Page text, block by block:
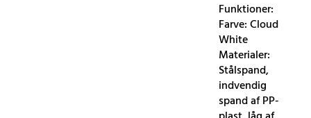
Funktioner:
Farve: Cloud
White
Materialer:
Stålspand,
indvendig
spand af PP-